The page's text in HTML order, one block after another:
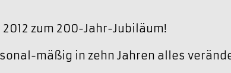
zum 200-Jahr-Jubiläum!
mäßig in zehn Jahren alles